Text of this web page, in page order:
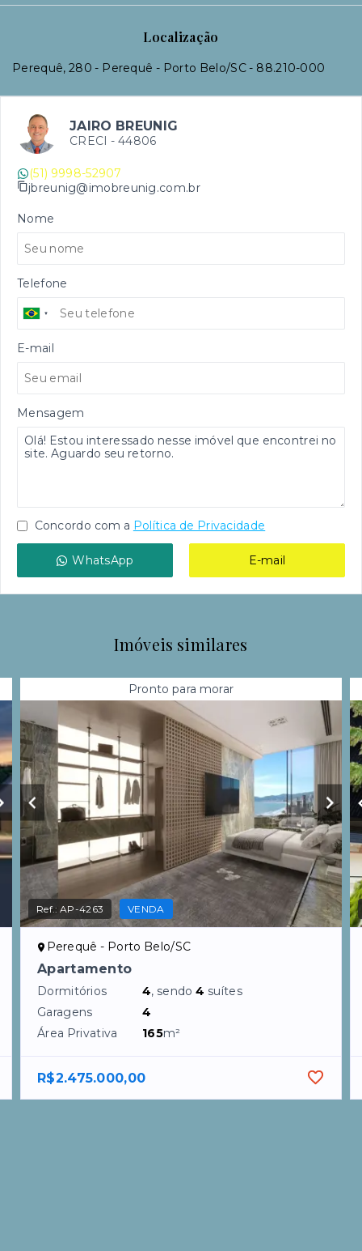
Localização
Perequê, 280 - Perequê - Porto Belo/SC- 88.210-000
JAIRO BREUNIG
CRECI - 44806
(51) 9998-52907
jbreunig@imobreunig.com.br
Nome
Telefone
E-mail
Mensagem
Concordo com a Política de Privacidade
WhatsApp E-mail
Imóveis similares
Pronto para morar
Ref.:AP-4263 VENDA
Perequê - Porto Belo/SC
Apartamento
Dormitórios 4, sendo4 suítes
Garagens
4
Área Privativa
165m²
R$2.475.000,00